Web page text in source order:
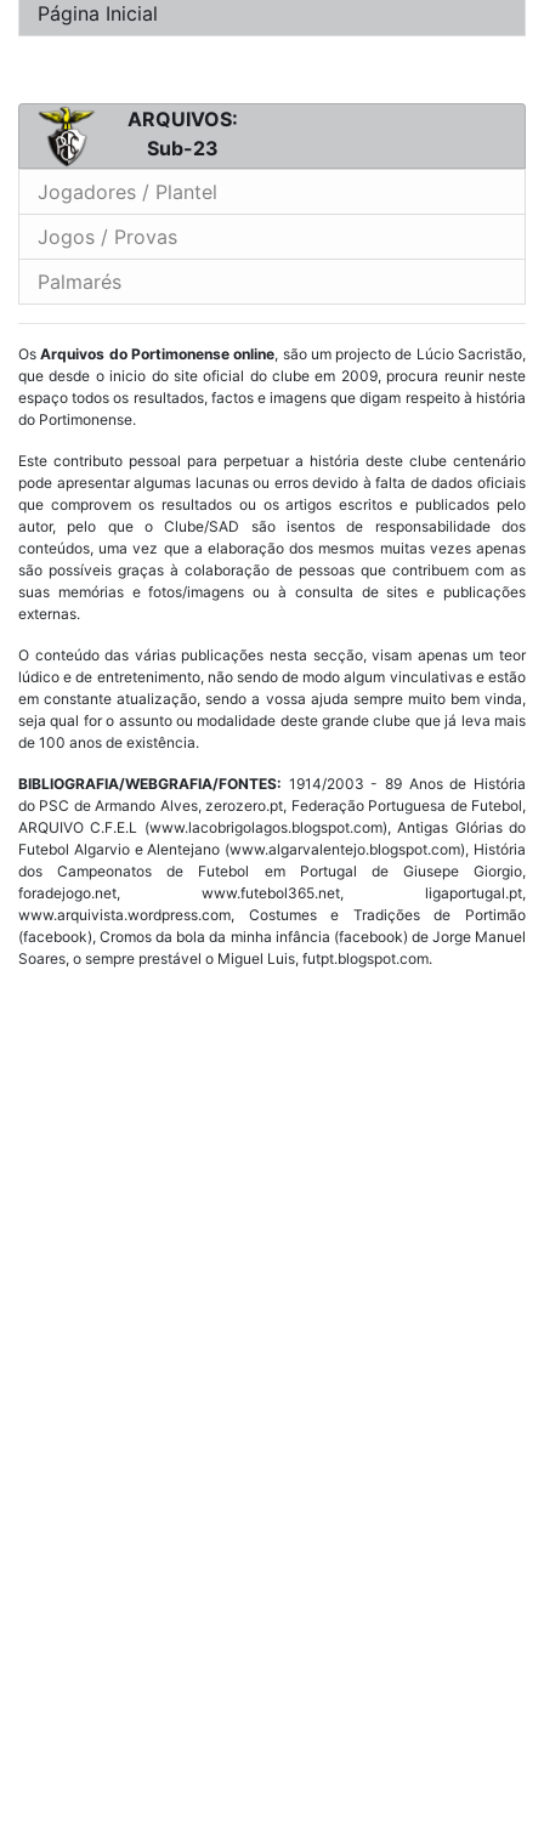
Página Inicial
ARQUIVOS:
Sub-23
Jogadores / Plantel
Jogos / Provas
Palmarés
OsArquivos do Portimonense online, são um projecto de Lúcio Sacristão,
que desde o inicio do site oficial do clube em 2009, procura reunir neste
espaço todos os resultados, factos e imagens que digam respeito à história
do Portimonense.
Este contributo pessoal para perpetuar a história deste clube centenário
pode apresentar algumas lacunas ou erros devido à falta de dados oficiais
que comprovem os resultados ou os artigos escritos e publicados pelo
autor, pelo que o Clube/SAD são isentos de responsabilidade dos
conteúdos, uma vez que a elaboração dos mesmos muitas vezes apenas
são possíveis graças à colaboração de pessoas que contribuem com as
suas memórias e fotos/imagens ou à consulta de sites e publicações
externas.
O conteúdo das várias publicações nesta secção, visam apenas um teor
lúdico e de entretenimento, não sendo de modo algum vinculativas e estão
em constante atualização, sendo a vossa ajuda sempre muito bem vinda,
seja qual for o assunto ou modalidade deste grande clube que já leva mais
de 100 anos de existência.
BIBLIOGRAFIA/WEBGRAFIA/FONTES: 1914/2003 - 89 Anos de História
do PSC de Armando Alves, zerozero.pt, Federação Portuguesa de Futebol,
ARQUIVO C.F.E.L (www.lacobrigolagos.blogspot.com), Antigas Glórias do
Futebol Algarvio e Alentejano (www.algarvalentejo.blogspot.com), História
dos Campeonatos de Futebol em Portugal de Giusepe Giorgio,
foradejogo.net, www.futebol365.net, ligaportugal.pt,
www.arquivista.wordpress.com, Costumes e Tradições de Portimão
(facebook), Cromos da bola da minha infância (facebook) de Jorge Manuel
Soares, o sempre prestável o Miguel Luis, futpt.blogspot.com.